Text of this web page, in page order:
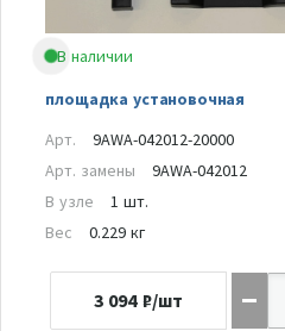
В наличии
площадка установочная
Арт.
9AWA-042012-20000
Арт. замены
9AWA-042012
В узле
1 шт.
Вес
0.229 кг
3 094 ₽/шт